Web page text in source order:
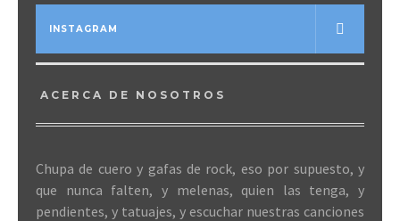
INSTAGRAM
ACERCA DE NOSOTROS
Chupa de cuero y gafas de rock, eso por supuesto, y
que nunca falten, y melenas, quien las tenga, y
pendientes, y tatuajes, y escuchar nuestras canciones